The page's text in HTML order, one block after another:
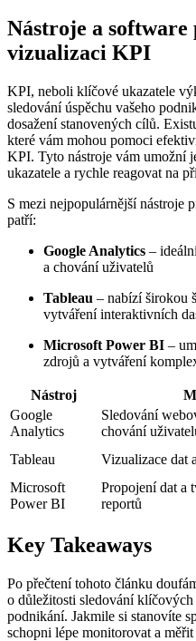
Nástroje a software
vizualizaci KPI
KPI, neboli klíčové ukazatele
sledování úspěchu vašeho
dosažení stanovených cílů.
které vám mohou pomoci
KPI. Tyto nástroje vám umožní
ukazatele a rychle reagovat na
S mezi nejpopulárnější nástroje
patří:
Google Analytics –
a chování uživatelů
Tableau – nabízí širokou
vytváření interaktivních
Microsoft Power BI –
zdrojů a vytváření
Nástroj
Google
Analytics
Sledování
chování
Tableau Vizualizace dat
Microsoft
Power BI
Propojení dat a
reportů
Key Takeaways
Po přečtení tohoto článku
o důležitosti sledování
podnikání. Jakmile si stanovíte
schopni lépe monitorovat a